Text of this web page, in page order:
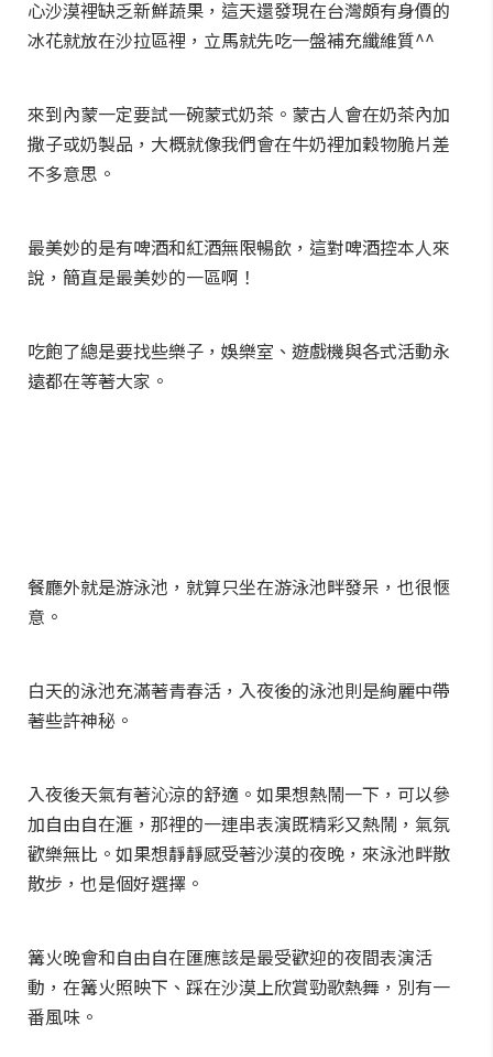
心沙漠裡缺乏新鮮蔬果，這天還發現在台灣頗有身價的
冰花就放在沙拉區裡，立馬就先吃一盤補充纖維質^^
來到內蒙一定要試一碗蒙式奶茶。蒙古人會在奶茶內加
撒子或奶製品，大概就像我們會在牛奶裡加穀物脆片差
不多意思。
最美妙的是有啤酒和紅酒無限暢飲，這對啤酒控本人來
說，簡直是最美妙的一區啊！
吃飽了總是要找些樂子，娛樂室、遊戲機與各式活動永
遠都在等著大家。
餐廳外就是游泳池，就算只坐在游泳池畔發呆，也很愜
意。
白天的泳池充滿著青春活，入夜後的泳池則是絢麗中帶
著些許神秘。
入夜後天氣有著沁涼的舒適。如果想熱鬧一下，可以參
加自由自在滙，那裡的一連串表演既精彩又熱鬧，氣氛
歡樂無比。如果想靜靜感受著沙漠的夜晚，來泳池畔散
散步，也是個好選擇。
篝火晚會和自由自在匯應該是最受歡迎的夜間表演活
動，在篝火照映下、踩在沙漠上欣賞勁歌熱舞，別有一
番風味。